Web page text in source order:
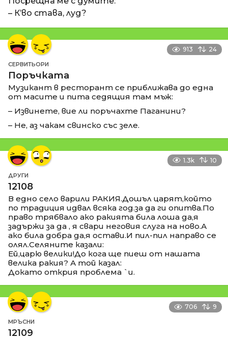
– К’во става, луд?
913 24
СЕРВИТЬОРИ
Поръчката
Музикант в ресторант се приближава до една
от масите и пита седящия там мъж:
– Извинете, вие ли поръчахте Паганини?
– Не, аз чакам свинско със зеле.
1.3k 10
ДРУГИ
12108
В едно село варили РАКИЯ.Дошъл царят,който
по традиция идвал всяка год.за да ги опитва.По
право трябвало ако ракията била лоша да,я
задържи за да , я свари неговия слуга на ново.А
ако била добра да,я остави.И пил-пил направо се
олял.Селяните казали:
Ей,царю велики!До кога ще пиеш от нашата
велика ракия? А той казал:
Докато открия проблема `и.
706 9
МРЪСНИ
12109